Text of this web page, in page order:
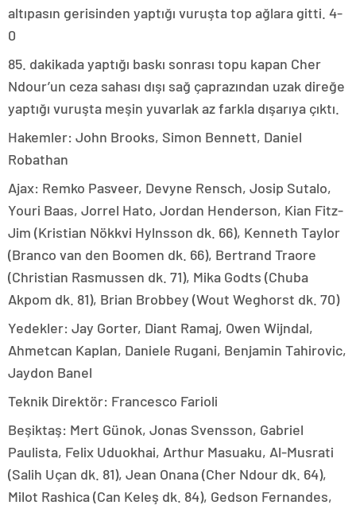
altıpasın gerisinden yaptığı vuruşta top ağlara gitti. 4-
0
85. dakikada yaptığı baskı sonrası topu kapan Cher
Ndour’un ceza sahası dışı sağ çaprazından uzak direğe
yaptığı vuruşta meşin yuvarlak az farkla dışarıya çıktı.
Hakemler: John Brooks, Simon Bennett, Daniel
Robathan
Ajax: Remko Pasveer, Devyne Rensch, Josip Sutalo,
Youri Baas, Jorrel Hato, Jordan Henderson, Kian Fitz-
Jim (Kristian Nökkvi Hylnsson dk. 66), Kenneth Taylor
(Branco van den Boomen dk. 66), Bertrand Traore
(Christian Rasmussen dk. 71), Mika Godts (Chuba
Akpom dk. 81), Brian Brobbey (Wout Weghorst dk. 70)
Yedekler: Jay Gorter, Diant Ramaj, Owen Wijndal,
Ahmetcan Kaplan, Daniele Rugani, Benjamin Tahirovic,
Jaydon Banel
Teknik Direktör: Francesco Farioli
Beşiktaş: Mert Günok, Jonas Svensson, Gabriel
Paulista, Felix Uduokhai, Arthur Masuaku, Al-Musrati
(Salih Uçan dk. 81), Jean Onana (Cher Ndour dk. 64),
Milot Rashica (Can Keleş dk. 84), Gedson Fernandes,